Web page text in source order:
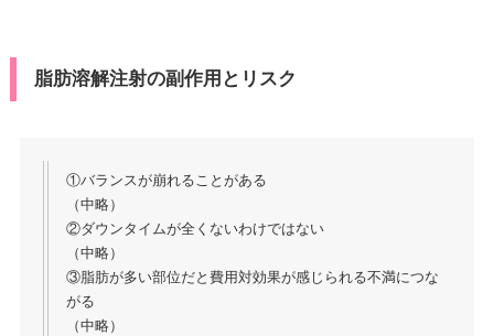
脂肪溶解注射の副作用とリスク
①バランスが崩れることがある
（中略）
②ダウンタイムが全くないわけではない
（中略）
③脂肪が多い部位だと費用対効果が感じられる不満につな
がる
（中略）